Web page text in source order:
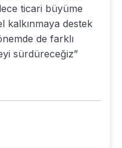
ticari büyüme
kalkınmaya destek
de farklı
sürdüreceğiz”